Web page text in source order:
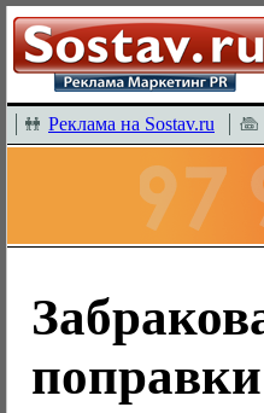
Реклама на Sostav.ru